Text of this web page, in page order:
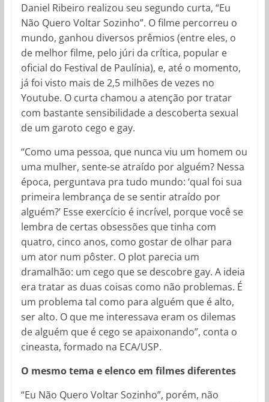
Daniel Ribeiro realizou seu segundo curta, “Eu
Não Quero Voltar Sozinho”. O filme percorreu o
mundo, ganhou diversos prêmios (entre eles, o
de melhor filme, pelo júri da crítica, popular e
oficial do Festival de Paulínia), e, até o momento,
já foi visto mais de 2,5 milhões de vezes no
Youtube. O curta chamou a atenção por tratar
com bastante sensibilidade a descoberta sexual
de um garoto cego e gay.
“Como uma pessoa, que nunca viu um homem ou
uma mulher, sente-se atraído por alguém? Nessa
época, perguntava pra tudo mundo: ‘qual foi sua
primeira lembrança de se sentir atraído por
alguém?’ Esse exercício é incrível, porque você se
lembra de certas obsessões que tinha com
quatro, cinco anos, como gostar de olhar para
um ator num pôster. O plot parecia um
dramalhão: um cego que se descobre gay. A ideia
era tratar as duas coisas como não problemas. É
um problema tal como para alguém que é alto,
ser alto. O que me interessava eram os dilemas
de alguém que é cego se apaixonando”, conta o
cineasta, formado na ECA/USP.
O mesmo tema e elenco em filmes diferentes
“Eu Não Quero Voltar Sozinho”, porém, não